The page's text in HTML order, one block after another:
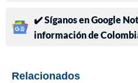
✔️ Síganos en Google
información de
Relacionados